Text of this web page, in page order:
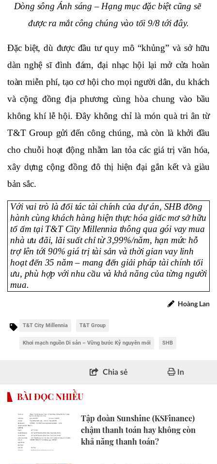
Dòng sông Ánh sáng – Hạng mục đặc biệt cũng sẽ
được ra mắt công chúng vào tối 9/8 tới đây.
Đặc biệt, dù được đầu tư quy mô “khủng” và sở hữu
dàn nghệ sĩ đình đám, đại nhạc hội lại mở cửa hoàn
toàn miễn phí, tạo cơ hội cho mọi người dân, du khách
và cộng đồng địa phương cùng hòa chung vào bầu
không khí lễ hội. Đây không chỉ là món quà tri ân từ
T&T Group gửi đến công chúng, mà còn là khởi đầu
cho chuỗi hoạt động nhằm lan tỏa các giá trị văn hóa,
xây dựng cộng đồng đô thị hiện đại gắn kết và giàu
bản sắc.
Với vai trò là đối tác tài chính của dự án, SHB đồng
hành cùng khách hàng hiện thực hóa giấc mơ sở hữu
tổ ấm tại T&T City Millennia thông qua gói vay mua
nhà ưu đãi, lãi suất chỉ từ 3,99%/năm, hạn mức hỗ
trợ lên tới 90% giá trị tài sản và thời gian vay linh
hoạt đến 35 năm – mang đến giải pháp tài chính tối
ưu, phù hợp với nhu cầu và khả năng của từng người
mua.
Hoàng Lan
T&T City Millennia T&T Group
Khơi mạch nguồn Di sản – Vững bước Kỷ nguyên mới SHB
Chia sẻ In
BÀI ĐỌC NHIỀU
Tập đoàn Sunshine (KSFinance)
chậm thanh toán hay không còn
khả năng thanh toán?